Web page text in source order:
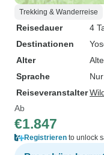
Trekking & Wanderreise
Reisedauer
4
Destinationen
Alter
Sprache
Reiseveranstalter
Ab
€1.847
Registrieren to unlock